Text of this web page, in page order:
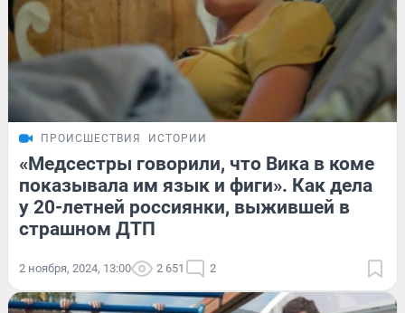
ПРОИСШЕСТВИЯ ИСТОРИИ
«Медсестры говорили, что Вика в коме
показывала им язык и фиги». Как дела
у 20-летней россиянки, выжившей в
страшном ДТП
2 ноября, 2024, 13:00 2 651 2